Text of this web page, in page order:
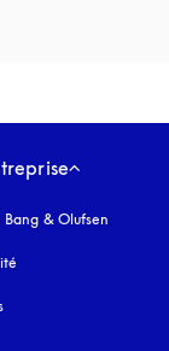
& Olufsen